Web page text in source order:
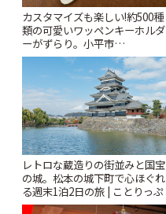
カスタマイズも楽しい!約500種
類の可愛いワッペンキーホルダ
ーがずらり。小平市
「Kimamaya T&K」 | ことりっ
レトロな蔵造りの街並みと国宝
の城。松本の城下町で心ほぐれ
る週末1泊2日の旅 | ことりっぷ